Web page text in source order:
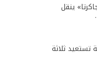
ينقل
تستعيد ثلاثة